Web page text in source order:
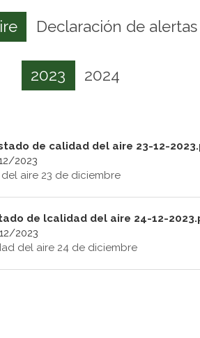
Declaración de alertas
2023 2024
de calidad del aire 23-12-
2023
aire 23 de diciembre
de lcalidad del aire 24-12-
2023
del aire 24 de diciembre